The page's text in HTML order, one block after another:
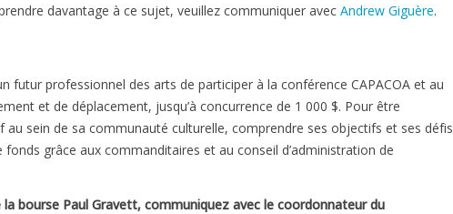
davantage à ce sujet, veuillez communiquer avec Andrew Giguère.
futur professionnel des arts de participer à la conférence CAPACOA et au
et de déplacement, jusqu’à concurrence de 1 000 $. Pour être
sein de sa communauté culturelle, comprendre ses objectifs et ses défis
grâce aux commanditaires et au conseil d’administration de
bourse Paul Gravett, communiquez avec le coordonnateur du